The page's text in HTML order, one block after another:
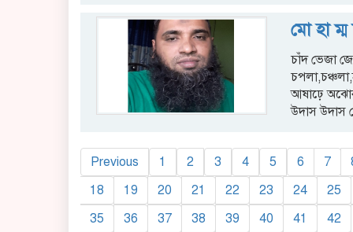
মো হা
চাঁদ ভেজা
আষাঢ়ে
উদাস উদাস
Previous 1 2 3 4 5 6 7
18
19 20 21 22 23 24
25
35
36 37 38 39 40 41
42